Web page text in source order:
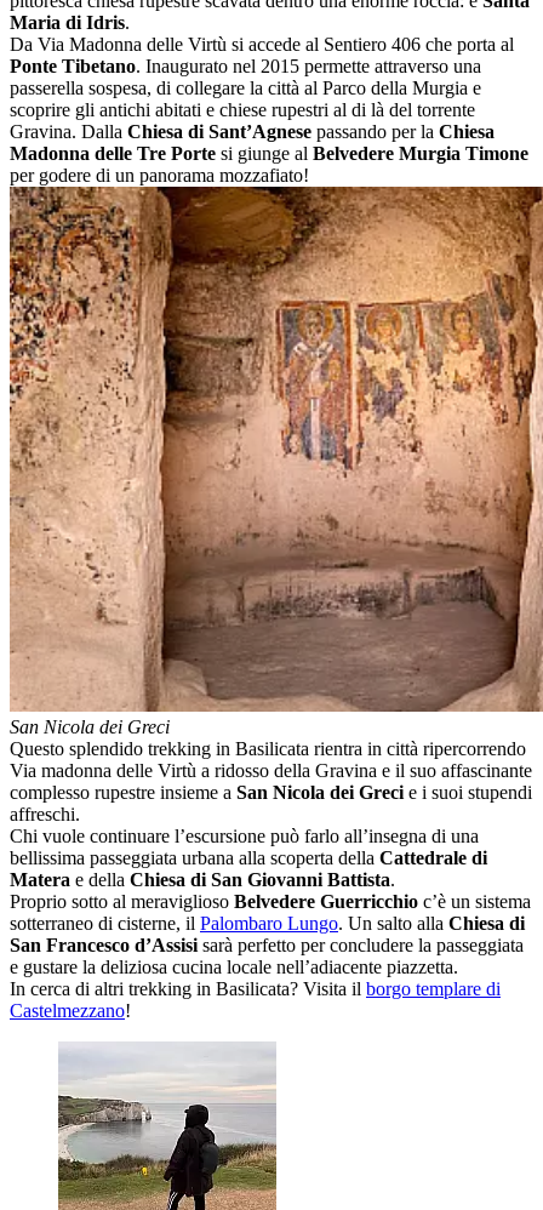
Maria di Idris.
Da Via Madonna delle Virtù si accede al Sentiero 406 che porta al
Ponte Tibetano. Inaugurato nel 2015 permette attraverso una
passerella sospesa, di collegare la città al Parco della Murgia e
scoprire gli antichi abitati e chiese rupestri al di là del torrente
Gravina. Dalla Chiesa di Sant’Agnese passando per la Chiesa
Madonna delle Tre Porte si giunge al Belvedere Murgia Timone
per godere di un panorama mozzafiato!
San Nicola dei Greci
Questo splendido trekking in Basilicata rientra in città ripercorrendo
Via madonna delle Virtù a ridosso della Gravina e il suo affascinante
complesso rupestre insieme a San Nicola dei Greci e i suoi stupendi
affreschi.
Chi vuole continuare l’escursione può farlo all’insegna di una
bellissima passeggiata urbana alla scoperta della Cattedrale di
Matera e della Chiesa di San Giovanni Battista.
Proprio sotto al meraviglioso Belvedere Guerricchio c’è un sistema
sotterraneo di cisterne, il Palombaro Lungo. Un salto alla Chiesa di
San Francesco d’Assisi sarà perfetto per concludere la passeggiata
e gustare la deliziosa cucina locale nell’adiacente piazzetta.
In cerca di altri trekking in Basilicata? Visita il borgo templare di
Castelmezzano!